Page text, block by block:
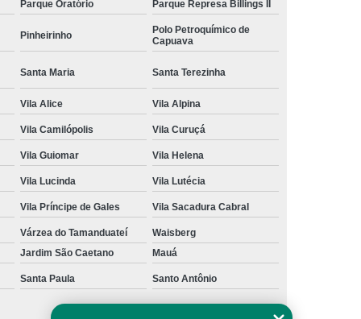
Parque Oratório Parque Represa Billings II
Pinheirinho
Polo Petroquímico de
Capuava
Santa Maria Santa Terezinha
Vila Alice Vila Alpina
Vila Camilópolis Vila Curuçá
Vila Guiomar Vila Helena
Vila Lucinda Vila Lutécia
Vila Príncipe de Gales Vila Sacadura Cabral
Várzea do Tamanduateí
Waisberg
Jardim São Caetano Mauá
Santa Paula Santo Antônio